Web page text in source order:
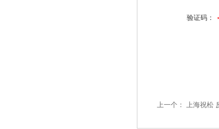
验证码：
上一个： 上海祝松